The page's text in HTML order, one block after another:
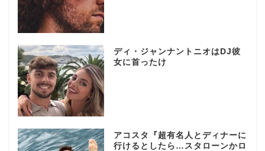
ディ・ジャンナントニオはDJ彼
女に首ったけ
アコスタ『超有名人とディナーに
行けるとしたら…スタローンかロ